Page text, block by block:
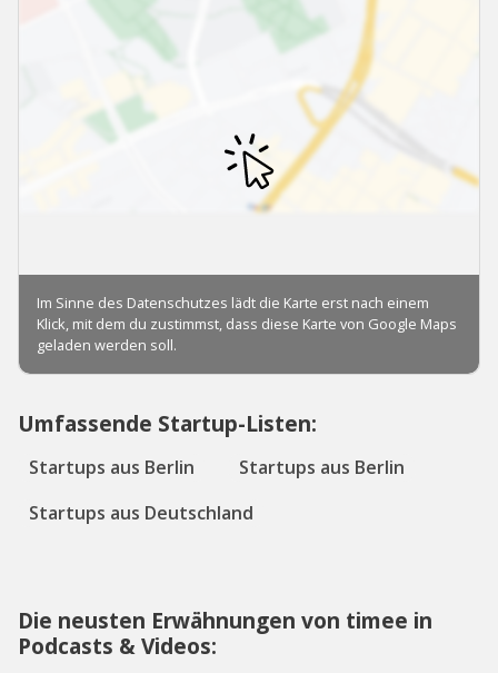
Umfassende Startup-Listen:
Startups aus Berlin
Startups aus Berlin
Startups aus Deutschland
Die neusten Erwähnungen von timee in
Podcasts & Videos: